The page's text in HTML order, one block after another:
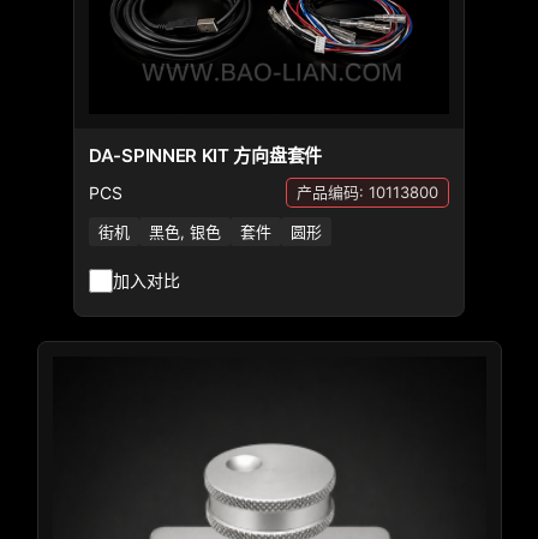
DA-SPINNER KIT 方向盘套件
PCS 产品编码: 10113800
街机 黑色, 银色 套件 圆形
加入对比